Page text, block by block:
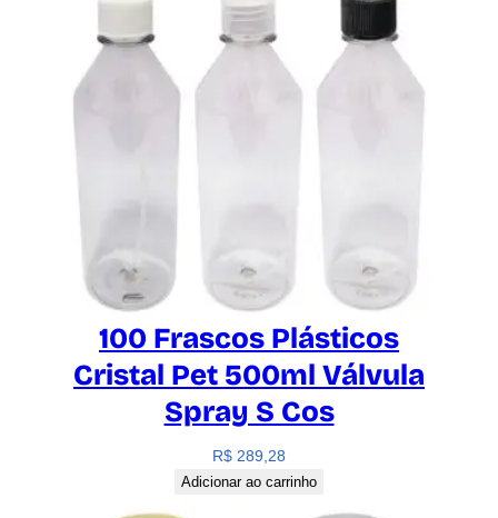
100 Frascos Plásticos
Cristal Pet 500ml Válvula
Spray S Cos
R$ 289,28
Adicionar ao carrinho